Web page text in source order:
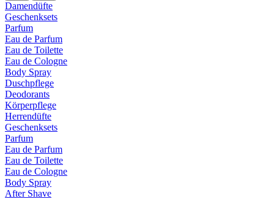
Damendüfte
Geschenksets
Parfum
Eau de Parfum
Eau de Toilette
Eau de Cologne
Body Spray
Duschpflege
Deodorants
Körperpflege
Herrendüfte
Geschenksets
Parfum
Eau de Parfum
Eau de Toilette
Eau de Cologne
Body Spray
After Shave